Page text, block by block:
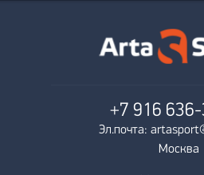
+7 916
Эл.почта:
Москва